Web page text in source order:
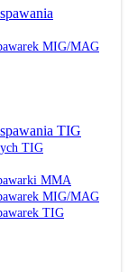
MIG/MAG
TIG
TIG
MMA
MIG/MAG
TIG